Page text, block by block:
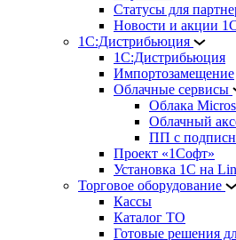
Статусы для
Новости и акции
1С:Дистрибьюция
1С:Дистрибьюция
Импортозамещение
Облачные сервисы
Облака
Облачный
ПП с
Проект «1Софт»
Установка 1С на
Торговое оборудование
Кассы
Каталог ТО
Готовые решения